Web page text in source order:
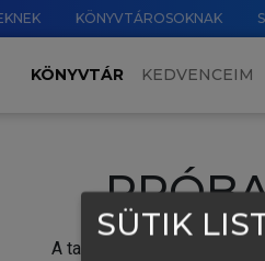
KÖNYVTÁROSOKNAK
KÖNYVTÁR KEDVENCEIM
A tartalom
SÜTIK